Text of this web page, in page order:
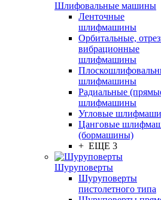
Шлифовальные машины
Ленточные
шлифмашины
Орбитальные,
вибрационные
шлифмашины
шлифмашины
Радиальные
шлифмашины
Угловые
Цанговые
(бормашины)
+ ЕЩЕ 3
Шуруповерты
Шуруповерты
пистолетного типа